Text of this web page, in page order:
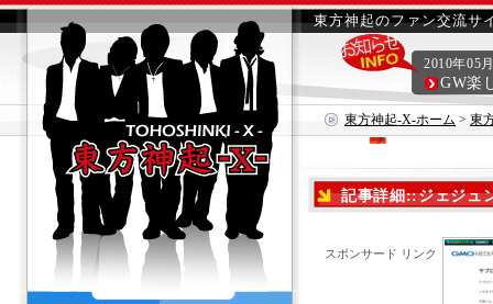
東方神起のファン交流サ
東方神起-X-ホーム > 東
2010年05
GW楽
記事詳細::ジェジュ
スポンサード リンク